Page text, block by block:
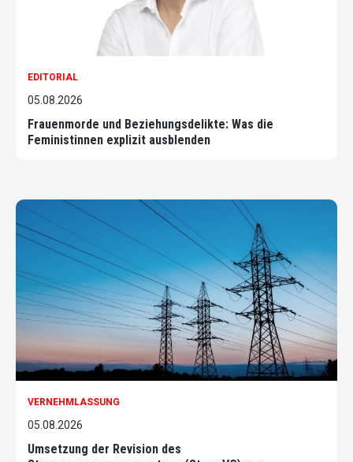
EDITORIAL
05.08.2026
Frauenmorde und Beziehungsdelikte: Was die
Feministinnen explizit ausblenden
VERNEHMLASSUNG
05.08.2026
Umsetzung der Revision des